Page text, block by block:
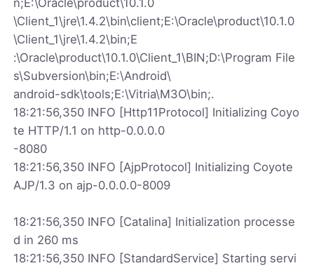
\Client_1\jre\1.4.2\bin\client;E:\Oracle\product\10.1.0
\Client_1\jre\1.4.2\bin;E
:\Oracle\product\10.1.0\Client_1\BIN;D:\Program File
s\Subversion\bin;E:\Android\
android-sdk\tools;E:\Vitria\M3O\bin;.
18:21:56,350 INFO [Http11Protocol] Initializing Coyo
te HTTP/1.1 on http-0.0.0.0
-8080
18:21:56,350 INFO [AjpProtocol] Initializing Coyote
AJP/1.3 on ajp-0.0.0.0-8009
18:21:56,350 INFO [Catalina] Initialization processe
d in 260 ms
18:21:56,350 INFO [StandardService] Starting servi